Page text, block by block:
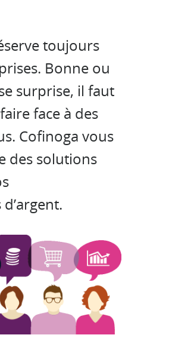
toujours
Bonne ou
surprise, il faut
face à des
Cofinoga vous
des solutions